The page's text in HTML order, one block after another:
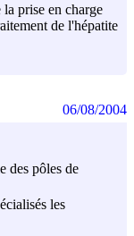
prise en charge
de l'hépatite
des pôles de
les
06/08/2004